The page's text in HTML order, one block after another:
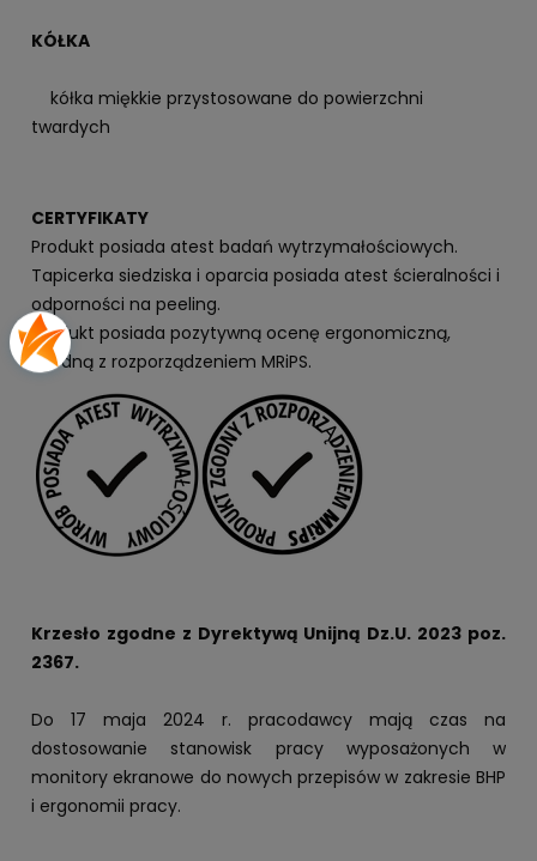
KÓŁKA
kółka miękkie przystosowane do powierzchni
twardych
CERTYFIKATY
Produkt posiada atest badań wytrzymałościowych.
Tapicerka siedziska i oparcia posiada atest ścieralności i
odporności na peeling.
Produkt posiada pozytywną ocenę ergonomiczną,
zgodną z rozporządzeniem MRiPS.
Krzesło zgodne z Dyrektywą Unijną Dz.U. 2023 poz.
2367.
Do 17 maja 2024 r. pracodawcy mają czas na
dostosowanie stanowisk pracy wyposażonych w
monitory ekranowe do nowych przepisów w zakresie BHP
i ergonomii pracy.